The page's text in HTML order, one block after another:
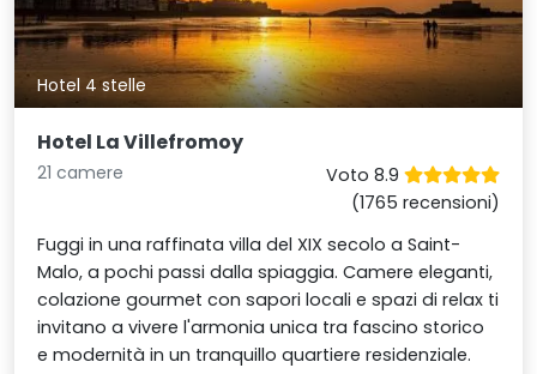
Hotel 4 stelle
Hotel La Villefromoy
21 camere
Voto 8.9
(1765 recensioni)
Fuggi in una raffinata villa del XIX secolo a Saint-
Malo, a pochi passi dalla spiaggia. Camere eleganti,
colazione gourmet con sapori locali e spazi di relax ti
invitano a vivere l'armonia unica tra fascino storico
e modernità in un tranquillo quartiere residenziale.